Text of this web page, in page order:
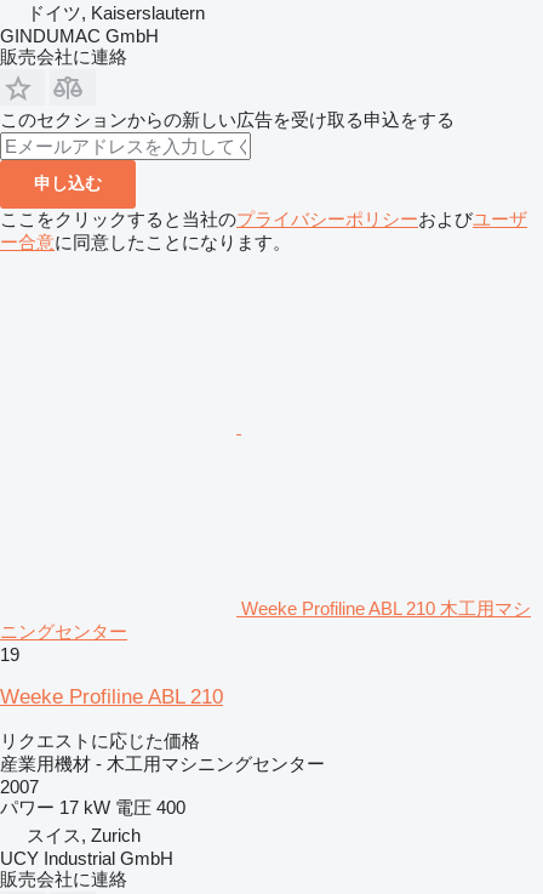
ドイツ, Kaiserslautern
GINDUMAC GmbH
販売会社に連絡
このセクションからの新しい広告を受け取る申込をする
申し込む
ここをクリックすると当社のプライバシーポリシーおよびユーザ
ー合意に同意したことになります。
Weeke Profiline ABL 210 木工用マシ
ニングセンター
19
Weeke Profiline ABL 210
リクエストに応じた価格
産業用機材 - 木工用マシニングセンター
2007
パワー 17 kW 電圧 400
スイス, Zurich
UCY Industrial GmbH
販売会社に連絡